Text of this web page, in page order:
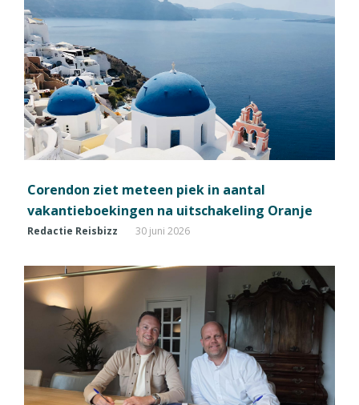
Corendon ziet meteen piek in aantal
vakantieboekingen na uitschakeling Oranje
Redactie Reisbizz 30 juni 2026